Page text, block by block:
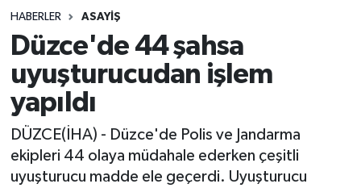
HABERLER ASAYIŞ
Düzce'de 44 şahsa
uyuşturucudan işlem
yapıldı
DÜZCE(İHA) - Düzce'de Polis ve Jandarma
ekipleri 44 olaya müdahale ederken çeşitli
uyuşturucu madde ele geçerdi. Uyuşturucu
Spor
Teknoloji
Yaşam